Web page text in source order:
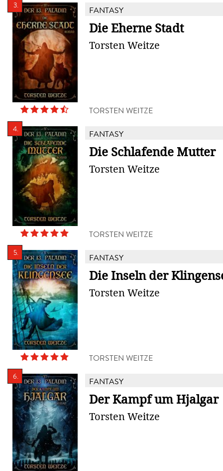
3. FANTASY
Die Eherne Stadt
Torsten Weitze
TORSTEN WEITZE
4. FANTASY
Die Schlafende Mutter
Torsten Weitze
TORSTEN WEITZE
5. FANTASY
Die Inseln der
Torsten Weitze
TORSTEN WEITZE
6. FANTASY
Der Kampf um Hjalgar
Torsten Weitze